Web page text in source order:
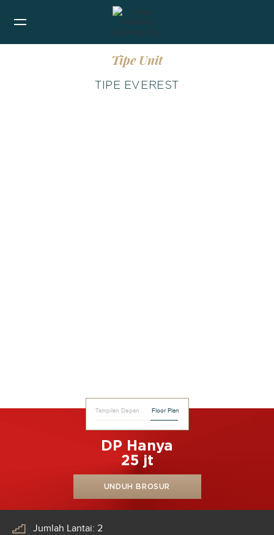
Tipe Unit
TIPE EVEREST
Tampilan Depan Floor Plan
DP Hanya
25 jt
UNDUH BROSUR
Jumlah Lantai: 2